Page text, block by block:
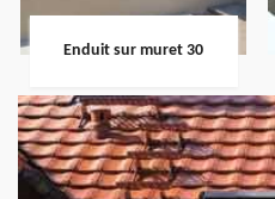
Enduit sur muret 30